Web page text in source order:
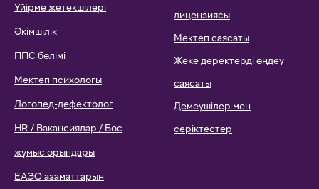
Үйірме жетекшілері
Әкімшілік
ППС бөлімі
Мектеп психологы
Логопед-дефектолог
HR / Вакансиялар / Бос
жұмыс орындары
ЕАЭО азаматтарын
лицензиясы
Мектеп саясаты
Жеке деректерді өңдеу
саясаты
Демеушілер мен
серіктестер